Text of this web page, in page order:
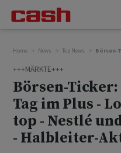
Home News Top News Börsen-
+++MÄRKTE+++
Börsen-Ticker:
Tag im Plus -
top - Nestlé
- Halbleiter-